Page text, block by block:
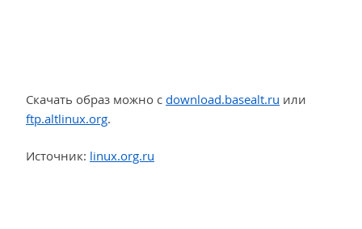
Скачать образ можно с download.basealt.ru или
ftp.altlinux.org.
Источник: linux.org.ru